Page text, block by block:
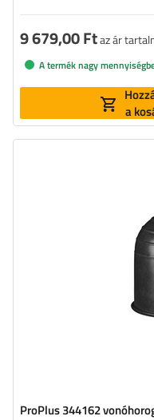
9 679,00 Ftaz ár
A termék nagy
a
ProPlus 344162